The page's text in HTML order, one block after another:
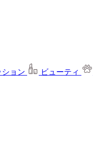
ション ビューティ